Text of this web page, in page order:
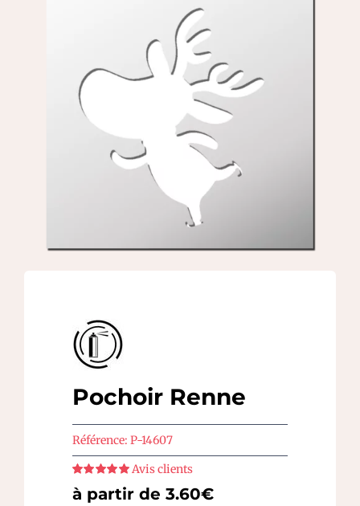
Pochoir Renne
Référence: P-14607
Note sur 5
Avis clients
à partir de 3.60€